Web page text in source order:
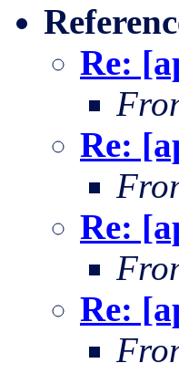
Re:
Re:
Re:
Re: